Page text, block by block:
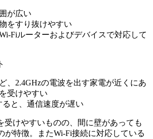
が広い
をすり抜けやすい
Fiルーターおよびデバイスで対応して
、2.4GHzの電波を出す家電が近くにあ
受けやすい
ると、通信速度が遅い
受けやすいものの、間に壁があっても
が特徴。またWi-Fi接続に対応している